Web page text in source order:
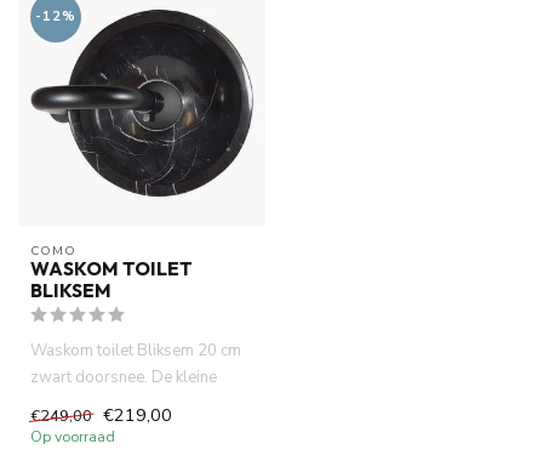
-12%
COMO
WASKOM TOILET
BLIKSEM
Waskom toilet Bliksem 20 cm
zwart doorsnee. De kleine
waskom past precies op uw ...
€249,00 €219,00
Op voorraad